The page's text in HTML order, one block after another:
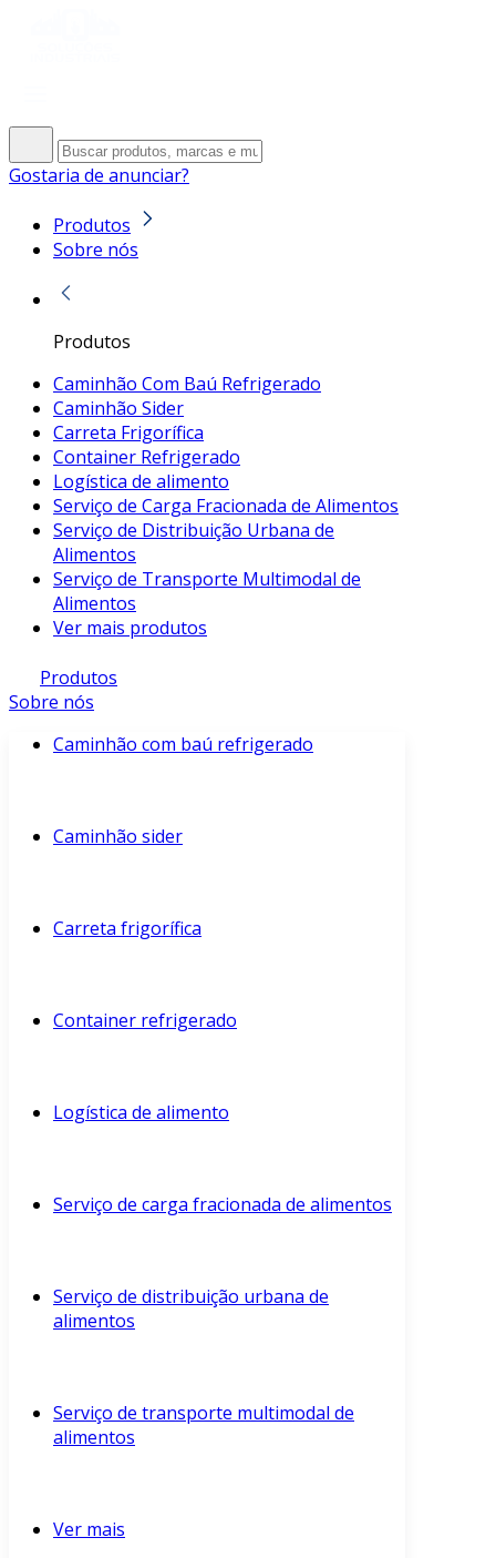
Gostaria de anunciar?
Produtos
Sobre nós
Produtos
Caminhão Com Baú Refrigerado
Caminhão Sider
Carreta Frigorífica
Container Refrigerado
Logística de alimento
Serviço de Carga Fracionada de Alimentos
Serviço de Distribuição Urbana de
Alimentos
Serviço de Transporte Multimodal de
Alimentos
Ver mais produtos
Produtos
Sobre nós
Caminhão com baú refrigerado
Caminhão sider
Carreta frigorífica
Container refrigerado
Logística de alimento
Serviço de carga fracionada de alimentos
Serviço de distribuição urbana de
alimentos
Serviço de transporte multimodal de
alimentos
Ver mais